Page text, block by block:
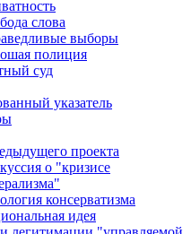
слова
выборы
полиция
суд
указатель
проекта
о "кризисе
консерватизма
идея